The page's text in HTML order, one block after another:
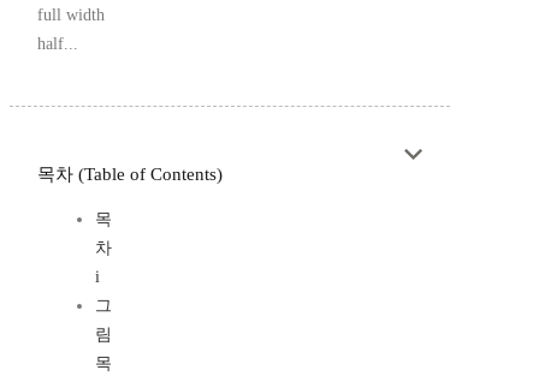
full width
half...
목차 (Table of Contents)
목
차
i
그
림
목